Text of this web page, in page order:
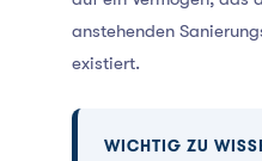
anstehenden
existiert.
WICHTIG ZU